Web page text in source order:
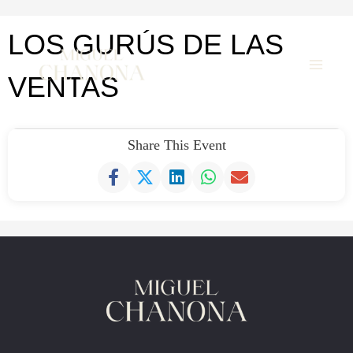
contenido
LOS GURÚS DE LAS
VENTAS
Share This Event